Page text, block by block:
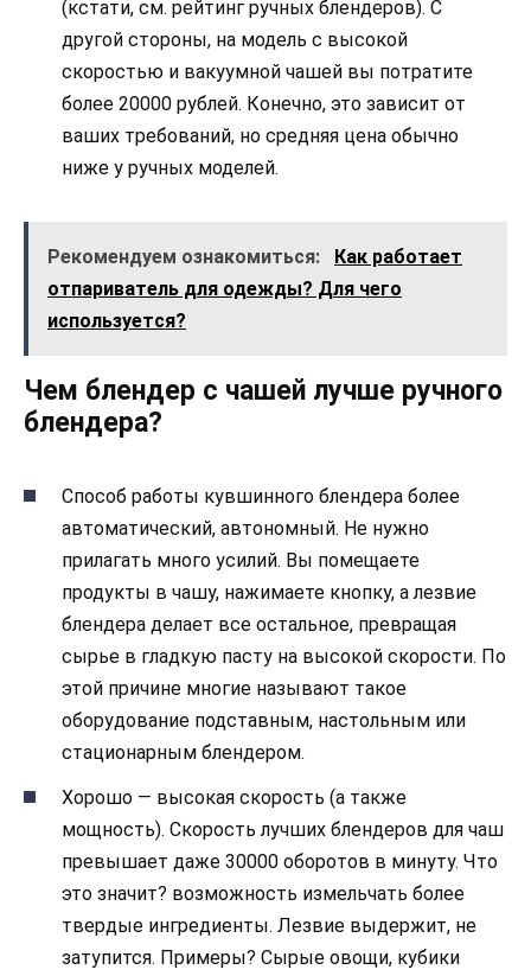
(кстати, см. рейтинг ручных блендеров). С
другой стороны, на модель с высокой
скоростью и вакуумной чашей вы потратите
более 20000 рублей. Конечно, это зависит от
ваших требований, но средняя цена обычно
ниже у ручных моделей.
Рекомендуем ознакомиться:
Как работает
отпариватель для одежды? Для чего
используется?
Чем блендер с чашей лучше ручного
блендера?
Способ работы кувшинного блендера более
автоматический, автономный. Не нужно
прилагать много усилий. Вы помещаете
продукты в чашу, нажимаете кнопку, а лезвие
блендера делает все остальное, превращая
сырье в гладкую пасту на высокой скорости. По
этой причине многие называют такое
оборудование подставным, настольным или
стационарным блендером.
Хорошо — высокая скорость (а также
мощность). Скорость лучших блендеров для чаш
превышает даже 30000 оборотов в минуту. Что
это значит? возможность измельчать более
твердые ингредиенты. Лезвие выдержит, не
затупится. Примеры? Сырые овощи, кубики